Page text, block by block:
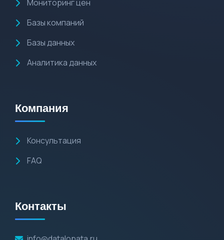
Мониторинг цен
Базы компаний
Базы данных
Аналитика данных
Компания
Консультация
FAQ
Контакты